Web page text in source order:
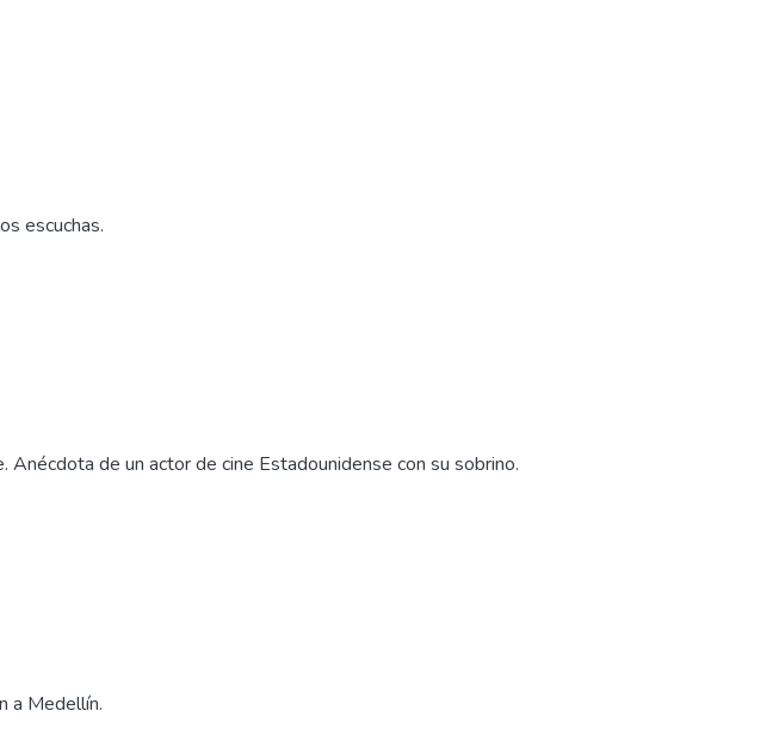
escuchas.
de un actor de cine Estadounidense con su sobrino.
a Medellín.